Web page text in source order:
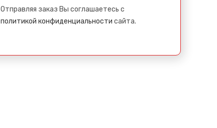
Отправляя заказ Вы соглашаетесь с
политикой конфиденциальности сайта.